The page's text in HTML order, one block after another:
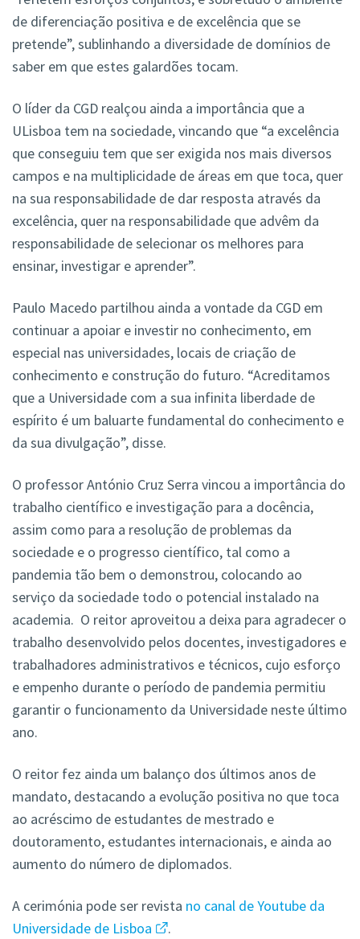
de diferenciação positiva e de excelência que se
pretende”, sublinhando a diversidade de domínios de
saber em que estes galardões tocam.
O líder da CGD realçou ainda a importância que a
ULisboa tem na sociedade, vincando que “a excelência
que conseguiu tem que ser exigida nos mais diversos
campos e na multiplicidade de áreas em que toca, quer
na sua responsabilidade de dar resposta através da
excelência, quer na responsabilidade que advêm da
responsabilidade de selecionar os melhores para
ensinar, investigar e aprender”.
Paulo Macedo partilhou ainda a vontade da CGD em
continuar a apoiar e investir no conhecimento, em
especial nas universidades, locais de criação de
conhecimento e construção do futuro. “Acreditamos
que a Universidade com a sua infinita liberdade de
espírito é um baluarte fundamental do conhecimento e
da sua divulgação”, disse.
O professor António Cruz Serra vincou a importância do
trabalho científico e investigação para a docência,
assim como para a resolução de problemas da
sociedade e o progresso científico, tal como a
pandemia tão bem o demonstrou, colocando ao
serviço da sociedade todo o potencial instalado na
academia. O reitor aproveitou a deixa para agradecer o
trabalho desenvolvido pelos docentes, investigadores e
trabalhadores administrativos e técnicos, cujo esforço
e empenho durante o período de pandemia permitiu
garantir o funcionamento da Universidade neste último
ano.
O reitor fez ainda um balanço dos últimos anos de
mandato, destacando a evolução positiva no que toca
ao acréscimo de estudantes de mestrado e
doutoramento, estudantes internacionais, e ainda ao
aumento do número de diplomados.
A cerimónia pode ser revista no canal de Youtube da
Universidade de Lisboa
.